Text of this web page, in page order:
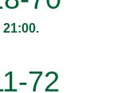
72